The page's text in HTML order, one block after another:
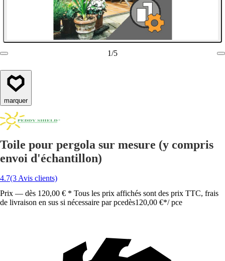
1/5
marquer
Toile pour pergola sur mesure (y compris
envoi d'échantillon)
4.7(3 Avis clients)
Prix — dès 120,00 € * Tous les prix affichés sont des prix TTC, frais
de livraison en sus si nécessaire par pcedès120,00 €*/ pce